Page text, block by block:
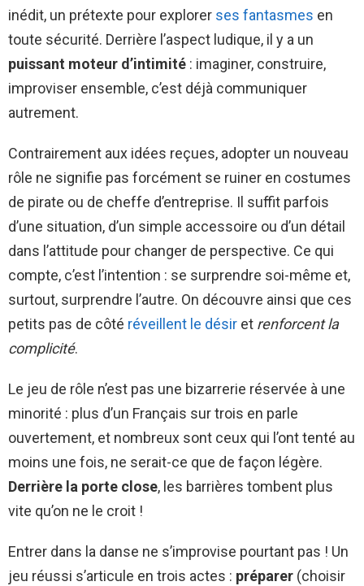
inédit, un prétexte pour explorer ses fantasmes en
toute sécurité. Derrière l’aspect ludique, il y a un
puissant moteur d’intimité : imaginer, construire,
improviser ensemble, c’est déjà communiquer
autrement.
Contrairement aux idées reçues, adopter un nouveau
rôle ne signifie pas forcément se ruiner en costumes
de pirate ou de cheffe d’entreprise. Il suffit parfois
d’une situation, d’un simple accessoire ou d’un détail
dans l’attitude pour changer de perspective. Ce qui
compte, c’est l’intention : se surprendre soi-même et,
surtout, surprendre l’autre. On découvre ainsi que ces
petits pas de côté réveillent le désir et renforcent la
complicité.
Le jeu de rôle n’est pas une bizarrerie réservée à une
minorité : plus d’un Français sur trois en parle
ouvertement, et nombreux sont ceux qui l’ont tenté au
moins une fois, ne serait-ce que de façon légère.
Derrière la porte close, les barrières tombent plus
vite qu’on ne le croit !
Entrer dans la danse ne s’improvise pourtant pas ! Un
jeu réussi s’articule en trois actes : préparer (choisir